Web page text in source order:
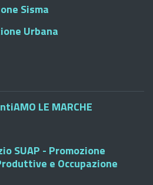
Sisma
Urbana
LE MARCHE
SUAP - Promozione
e Occupazione